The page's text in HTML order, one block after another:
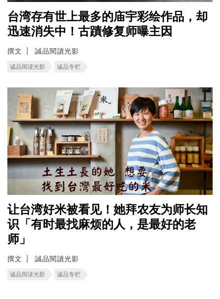
台湾存有世上最多的庙宇彩绘作品，却
迅速消失中！古蹟修复师曝主因
撰文 誠品閱讀光影
诚品阅读光影 诚品专栏
让台湾好米被看见！她拜农友为师长知
识「有时最找麻烦的人，是最好的老
师」
撰文 誠品閱讀光影
诚品阅读光影 诚品专栏